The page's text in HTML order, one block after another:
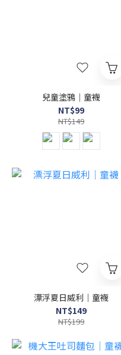
兒童塗鴉｜童襪
NT$99
NT$149
漂浮夏日威利｜童襪
NT$149
NT$199